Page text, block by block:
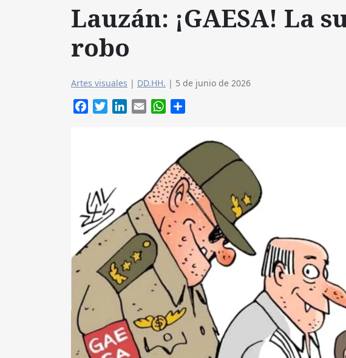
Lauzán: ¡GAESA! La
robo
Artes visuales | DD.HH. | 5 de junio de 2026
FacebookTwitterLinkedIn
Email WhatsApp